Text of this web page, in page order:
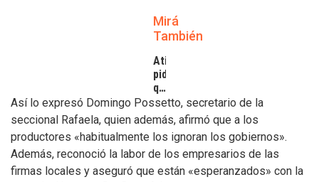
Mirá
También
Atilra
pide
que
se
atiendan
inconvenientes
de
los
Así lo expresó Domingo Possetto, secretario de la
seccional Rafaela, quien además, afirmó que a los
productores «habitualmente los ignoran los gobiernos».
Además, reconoció la labor de los empresarios de las
firmas locales y aseguró que están «esperanzados» con la